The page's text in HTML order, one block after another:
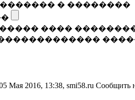
� ��������
����
Мая 2016, 13:38, smi58.ru Сообщить